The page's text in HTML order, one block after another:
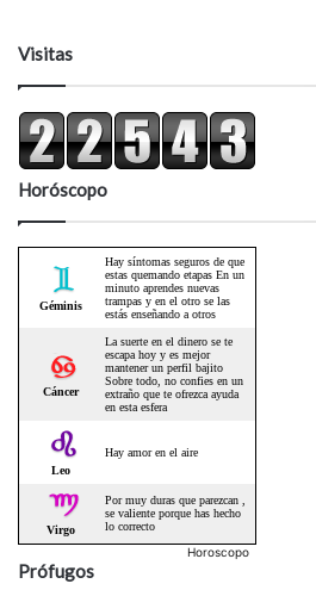
Visitas
Horóscopo
Horoscopo
Prófugos